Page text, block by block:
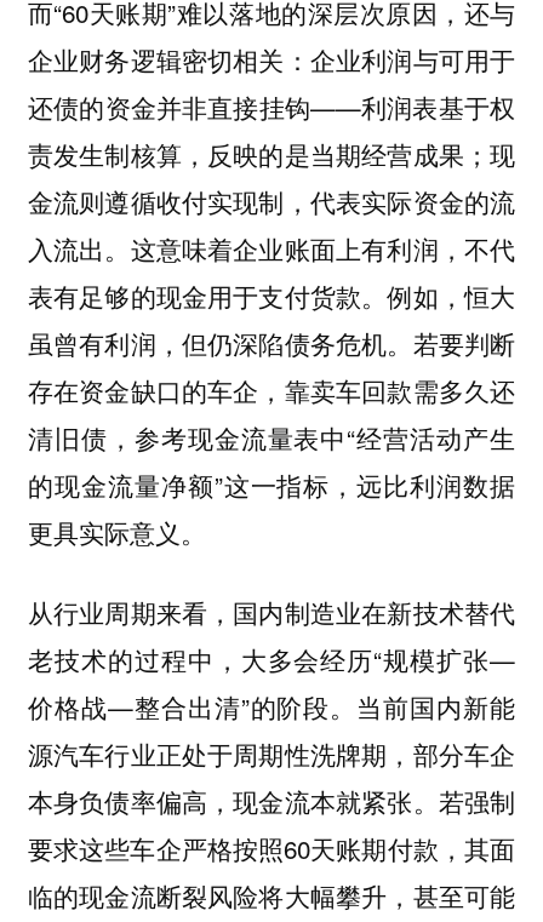
而“60天账期”难以落地的深层次原因，还与
企业财务逻辑密切相关：企业利润与可用于
还债的资金并非直接挂钩——利润表基于权
责发生制核算，反映的是当期经营成果；现
金流则遵循收付实现制，代表实际资金的流
入流出。这意味着企业账面上有利润，不代
表有足够的现金用于支付货款。例如，恒大
虽曾有利润，但仍深陷债务危机。若要判断
存在资金缺口的车企，靠卖车回款需多久还
清旧债，参考现金流量表中“经营活动产生
的现金流量净额”这一指标，远比利润数据
更具实际意义。
从行业周期来看，国内制造业在新技术替代
老技术的过程中，大多会经历“规模扩张—
价格战—整合出清”的阶段。当前国内新能
源汽车行业正处于周期性洗牌期，部分车企
本身负债率偏高，现金流本就紧张。若强制
要求这些车企严格按照60天账期付款，其面
临的现金流断裂风险将大幅攀升，甚至可能